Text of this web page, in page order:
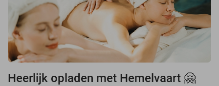
Heerlijk opladen met Hemelvaart 🤗